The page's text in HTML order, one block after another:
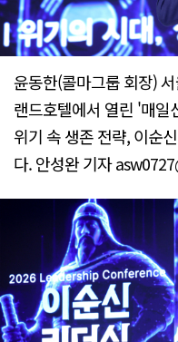
윤동한(콜마그룹 회장)
랜드호텔에서 열린 '매일
위기 속 생존 전략, 이순
다. 안성완 기자